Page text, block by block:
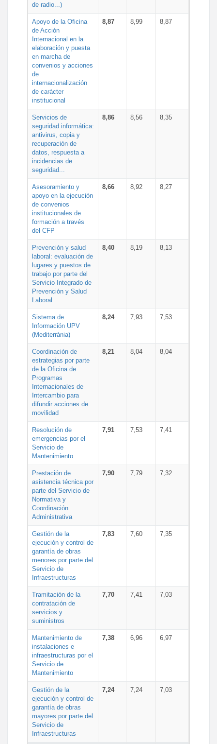
de radio...)
Apoyo de la Oficina
de Acción
Internacional en la
elaboración y puesta
en marcha de
convenios y acciones
de
internacionalización
de carácter
institucional
8,87 8,99 8,87
Servicios de
seguridad informática:
antivirus, copia y
recuperación de
datos, respuesta a
incidencias de
seguridad...
8,86 8,56 8,35
Asesoramiento y
apoyo en la ejecución
de convenios
institucionales de
formación a través
del CFP
8,66 8,92 8,27
Prevención y salud
laboral: evaluación de
lugares y puestos de
trabajo por parte del
Servicio Integrado de
Prevención y Salud
Laboral
8,40 8,19 8,13
Sistema de
Información UPV
(Mediterrània)
8,24 7,93 7,53
Coordinación de
estrategias por parte
de la Oficina de
Programas
Internacionales de
Intercambio para
difundir acciones de
movilidad
8,21 8,04 8,04
Resolución de
emergencias por el
Servicio de
Mantenimiento
7,91 7,53 7,41
Prestación de
asistencia técnica por
parte del Servicio de
Normativa y
Coordinación
Administrativa
7,90 7,79 7,32
Gestión de la
ejecución y control de
garantía de obras
menores por parte del
Servicio de
Infraestructuras
7,83 7,60 7,35
Tramitación de la
contratación de
servicios y
suministros
7,70 7,41 7,03
Mantenimiento de
instalaciones e
infraestructuras por el
Servicio de
Mantenimiento
7,38 6,96 6,97
Gestión de la
ejecución y control de
garantía de obras
mayores por parte del
Servicio de
Infraestructuras
7,24 7,24 7,03